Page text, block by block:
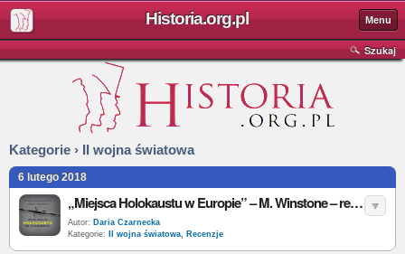
Historia.org.pl Menu
Szukaj
Kategorie › II wojna światowa
6 lutego 2018
„Miejsca Holokaustu w Europie” – M. Winstone – recenzja
Autor: Daria Czarnecka
Kategorie:
II wojna światowa, Recenzje